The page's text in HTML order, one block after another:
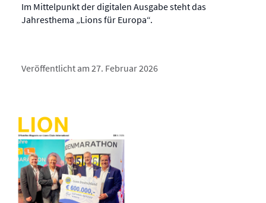
Im Mittelpunkt der digitalen Ausgabe steht das
Jahresthema „Lions für Europa“.
Veröffentlicht am 27. Februar 2026